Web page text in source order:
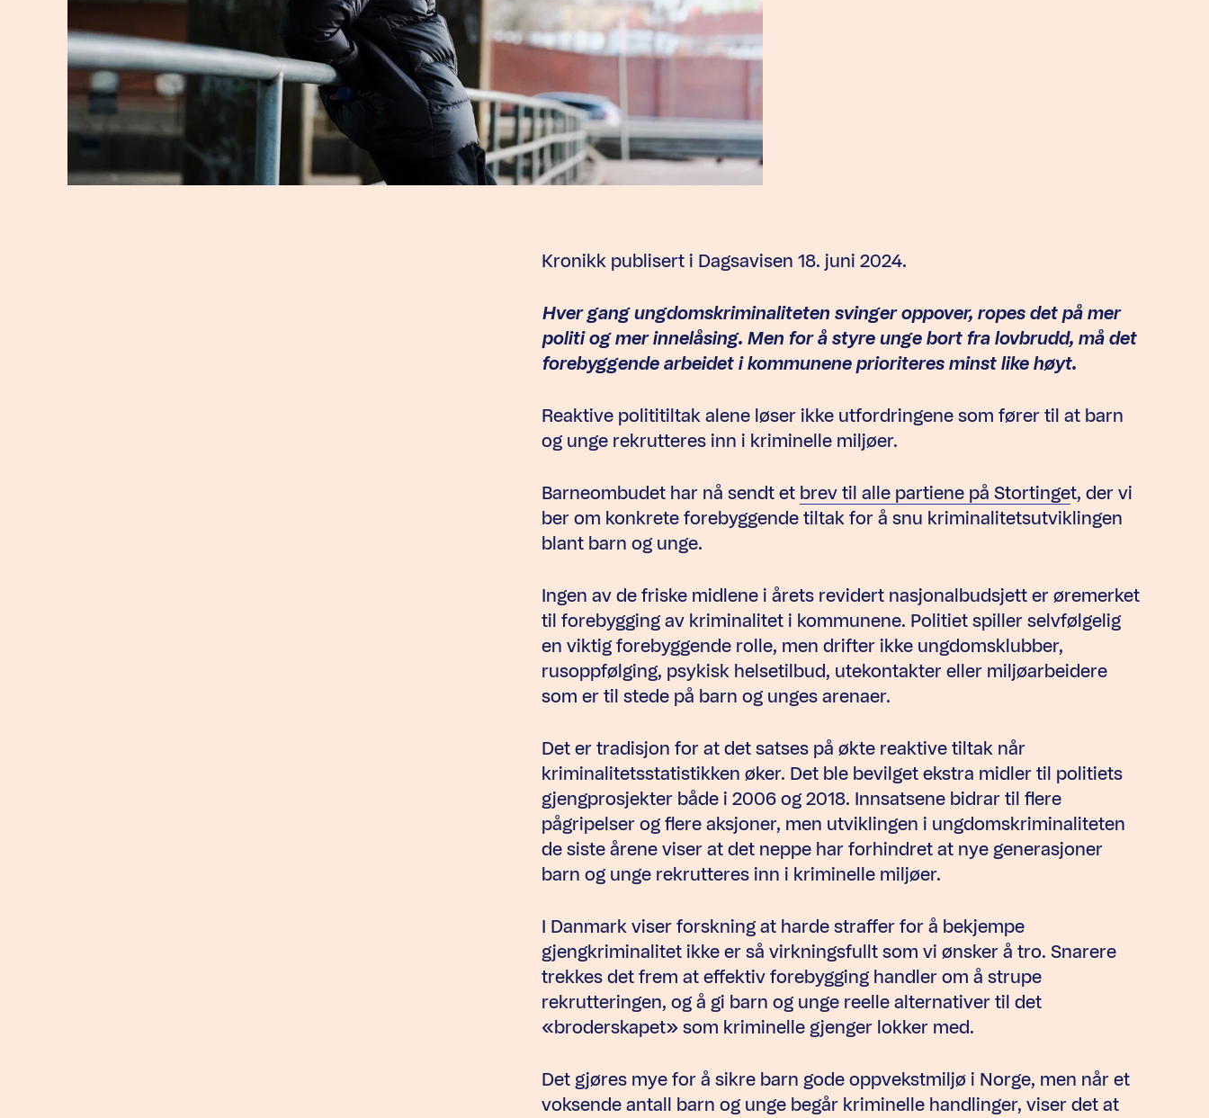
Kronikk publisert i Dagsavisen 18. juni 2024.
Hver gang ungdomskriminaliteten svinger oppover, ropes det på mer
politi og mer innelåsing. Men for å styre unge bort fra lovbrudd, må det
forebyggende arbeidet i kommunene prioriteres minst like høyt.
Reaktive polititiltak alene løser ikke utfordringene som fører til at barn
og unge rekrutteres inn i kriminelle miljøer.
Barneombudet har nå sendt et brev til alle partiene på Stortinget, der vi
ber om konkrete forebyggende tiltak for å snu kriminalitetsutviklingen
blant barn og unge.
Ingen av de friske midlene i årets revidert nasjonalbudsjett er øremerket
til forebygging av kriminalitet i kommunene. Politiet spiller selvfølgelig
en viktig forebyggende rolle, men drifter ikke ungdomsklubber,
rusoppfølging, psykisk helsetilbud, utekontakter eller miljøarbeidere
som er til stede på barn og unges arenaer.
Det er tradisjon for at det satses på økte reaktive tiltak når
kriminalitetsstatistikken øker. Det ble bevilget ekstra midler til politiets
gjengprosjekter både i 2006 og 2018. Innsatsene bidrar til flere
pågripelser og flere aksjoner, men utviklingen i ungdomskriminaliteten
de siste årene viser at det neppe har forhindret at nye generasjoner
barn og unge rekrutteres inn i kriminelle miljøer.
I Danmark viser forskning at harde straffer for å bekjempe
gjengkriminalitet ikke er så virkningsfullt som vi ønsker å tro. Snarere
trekkes det frem at effektiv forebygging handler om å strupe
rekrutteringen, og å gi barn og unge reelle alternativer til det
«broderskapet» som kriminelle gjenger lokker med.
Det gjøres mye for å sikre barn gode oppvekstmiljø i Norge, men når et
voksende antall barn og unge begår kriminelle handlinger, viser det at